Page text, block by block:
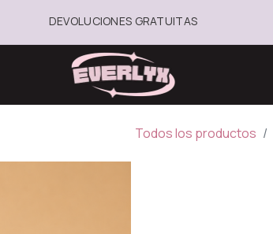
DEVOLUCIONES GRATUITAS
Todos los productos